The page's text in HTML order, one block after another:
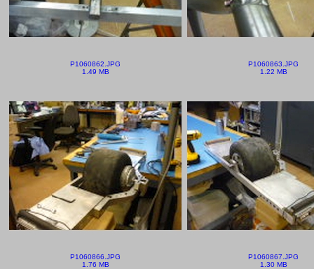
P1060862.JPG
1.49 MB
P1060863.JPG
1.22 MB
P1060866.JPG
1.76 MB
P1060867.JPG
1.30 MB